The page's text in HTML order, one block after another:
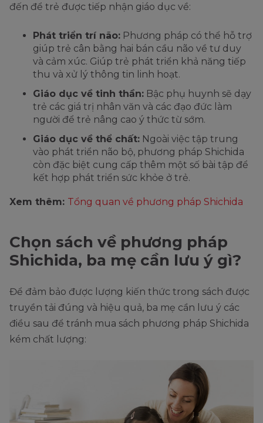
đến để trẻ được tiếp nhận giáo dục về:
Phát triển trí não: Phương pháp có thể hỗ trợ
giúp trẻ cân bằng hai bán cầu não về tư duy
và cảm xúc. Giúp trẻ phát triển khả năng tiếp
thu và xử lý thông tin linh hoạt.
Giáo dục về tinh thần: Bậc phụ huynh sẽ dạy
trẻ các giá trị nhân văn và các đạo đức làm
người để trẻ nâng cao ý thức từ sớm.
Giáo dục về thể chất: Ngoài việc tập trung
vào phát triển não bộ, phương pháp Shichida
còn đặc biệt cung cấp thêm một số bài tập để
kết hợp phát triển sức khỏe ở trẻ.
Xem thêm: Tổng quan về phương pháp Shichida
Chọn sách về phương pháp
Shichida, ba mẹ cần lưu ý gì?
Để đảm bảo được lượng kiến thức trong sách được
truyền tải đúng và hiệu quả, ba mẹ cần lưu ý các
điều sau để tránh mua sách phương pháp Shichida
kém chất lượng: